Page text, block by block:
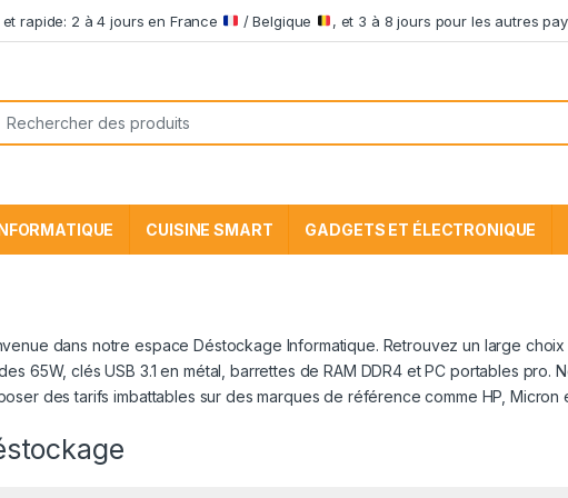
rapide: 2 à 4 jours en France / Belgique , et 3 à 8 jours pour les autres
pour:
CUISINE SMART GADGETS ET ÉLECTRONIQUE
dans notre espace Déstockage Informatique. Retrouvez un large
65W, clés USB 3.1 en métal, barrettes de RAM DDR4 et PC portables
des tarifs imbattables sur des marques de référence comme HP, Micron